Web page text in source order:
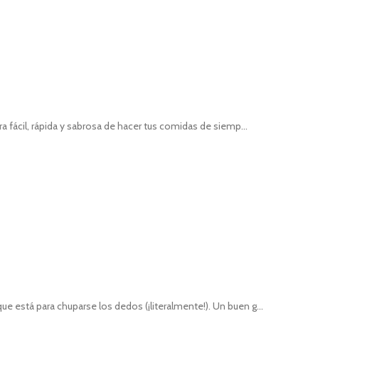
rápida y sabrosa de hacer tus comidas de siemp...
está para chuparse los dedos (¡literalmente!). Un buen g...